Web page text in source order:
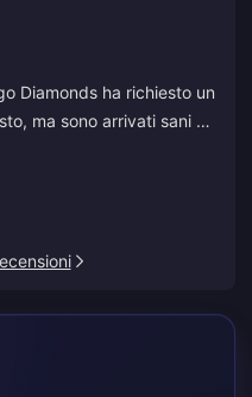
Diamonds ha richiesto un
ma sono arrivati sani e